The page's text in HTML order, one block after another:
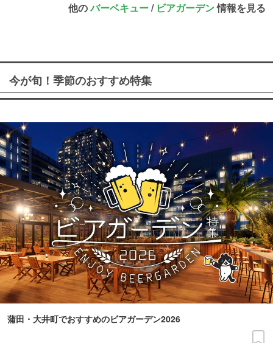
他のバーベキュー/ ビアガーデン情報を見る
今が旬！季節のおすすめ特集
蒲田・大井町でおすすめのビアガーデン2026